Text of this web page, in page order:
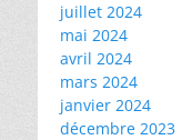
juillet 2024
mai 2024
avril 2024
mars 2024
janvier 2024
décembre 2023